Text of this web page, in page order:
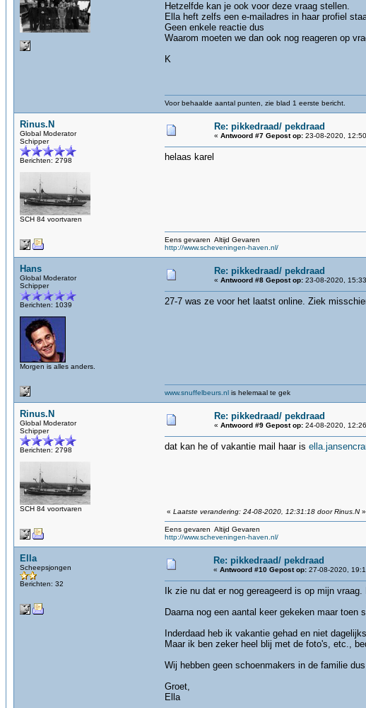
Hetzelfde kan je ook voor deze vraag stellen.
Ella heft zelfs een e-mailadres in haar profiel
Geen enkele reactie dus
Waarom moeten we dan ook nog reageren op
K
Voor behaalde aantal punten, zie blad 1 eerste bericht.
Rinus.N
Global Moderator
Schipper
Berichten: 2798
SCH 84 voortvaren
Re: pikkedraad/ pekdraad
« Antwoord #7 Gepost op: 23-08-2020,
helaas karel
Eens gevaren Altijd Gevaren
http://www.scheveningen-haven.nl/
Hans
Global Moderator
Schipper
Berichten: 1039
Morgen is alles anders.
Re: pikkedraad/ pekdraad
« Antwoord #8 Gepost op: 23-08-2020,
27-7 was ze voor het laatst online. Ziek
www.snuffelbeurs.nl is helemaal te gek
Rinus.N
Global Moderator
Schipper
Berichten: 2798
SCH 84 voortvaren
Re: pikkedraad/ pekdraad
« Antwoord #9 Gepost op: 24-08-2020,
dat kan he of vakantie mail haar is
« Laatste verandering: 24-08-2020, 12:31:18 door Rinus.N»
Eens gevaren Altijd Gevaren
http://www.scheveningen-haven.nl/
Ella
Scheepsjongen
Berichten: 32
Re: pikkedraad/ pekdraad
« Antwoord #10 Gepost op: 27-08-2020,
Ik zie nu dat er nog gereageerd is op mijn
Daarna nog een aantal keer gekeken maar toen
Inderdaad heb ik vakantie gehad en niet
Maar ik ben zeker heel blij met de foto's, etc.,
Wij hebben geen schoenmakers in de familie
Groet,
Ella